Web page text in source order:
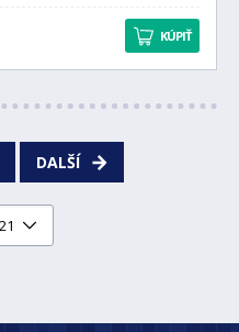
KÚPIŤ
DALŠÍ